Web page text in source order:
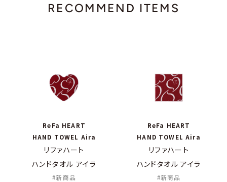
RECOMMEND ITEMS
ReFa HEART
HAND TOWEL Aira
リファハート
ハンドタオル アイラ
新商品
ReFa HEART
HAND TOWEL Aira
リファハート
ハンドタオル アイラ
新商品